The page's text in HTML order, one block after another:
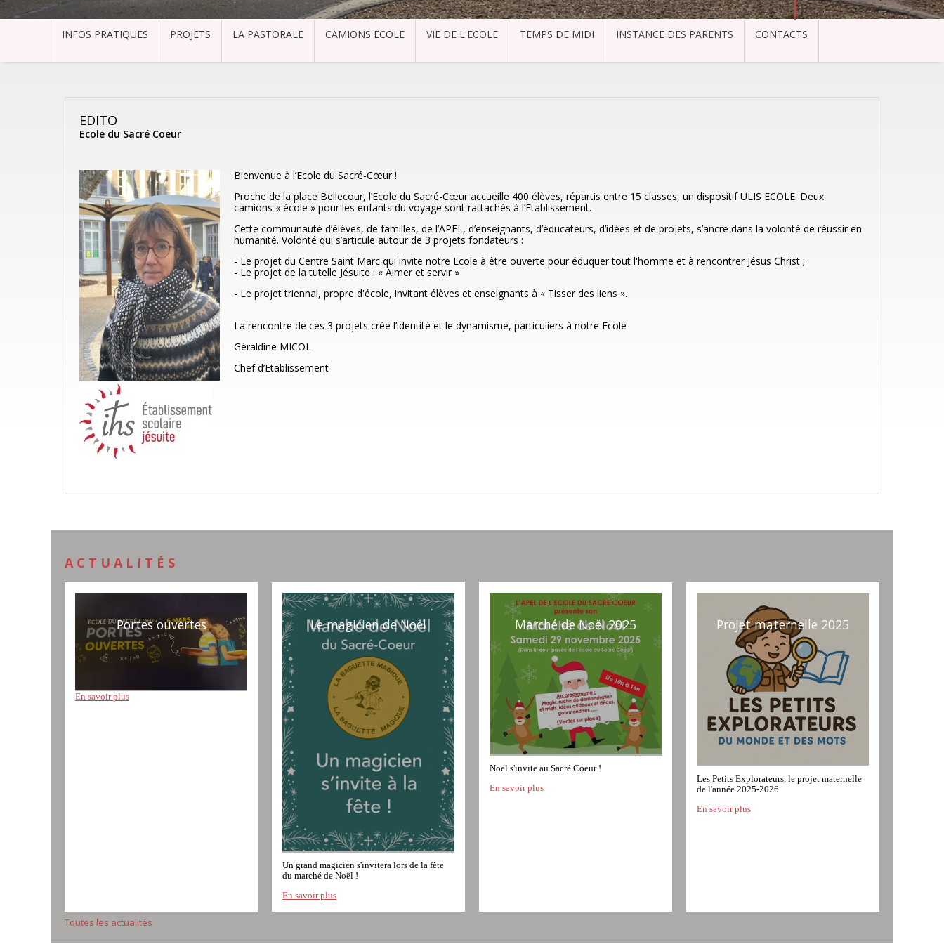
INFOS PRATIQUES PROJETS LA PASTORALE CAMIONS ECOLE VIE DE L'ECOLE TEMPS DE MIDI INSTANCE DES PARENTS CONTACTS
EDITO
Ecole du Sacré Coeur
Bienvenue à l’Ecole du Sacré-Cœur !
Proche de la place Bellecour, l’Ecole du Sacré-Cœur accueille 400 élèves, répartis entre 15 classes, un dispositif ULIS ECOLE. Deux
camions « école » pour les enfants du voyage sont rattachés à l’Etablissement.
Cette communauté d’élèves, de familles, de l’APEL, d’enseignants, d’éducateurs, d’idées et de projets, s’ancre dans la volonté de réussir en
humanité. Volonté qui s’articule autour de 3 projets fondateurs :
- Le projet du Centre Saint Marc qui invite notre Ecole à être ouverte pour éduquer tout l'homme et à rencontrer Jésus Christ ;
- Le projet de la tutelle Jésuite : « Aimer et servir »
- Le projet triennal, propre d'école, invitant élèves et enseignants à « Tisser des liens ».
La rencontre de ces 3 projets crée l’identité et le dynamisme, particuliers à notre Ecole
Géraldine MICOL
Chef d’Etablissement
ACTUALITÉS
Portes ouvertes
En savoir plus
Le magicien de Noël
Un grand magicien s'invitera lors de la fête
du marché de Noël !
En savoir plus
Marché de Noël 2025
Noël s'invite au Sacré Coeur !
En savoir plus
Projet maternelle 2025
Les Petits Explorateurs, le projet maternelle
de l'année 2025-2026
En savoir plus
Toutes les actualités